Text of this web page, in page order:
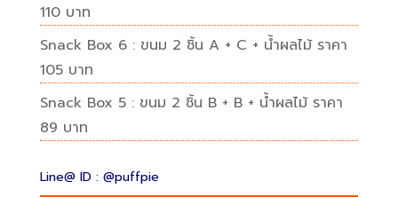
110 บาท
Snack Box 6 : ขนม 2 ชิ้น A + C + น้ำผลไม้ ราคา
105 บาท
Snack Box 5 : ขนม 2 ชิ้น B + B + น้ำผลไม้ ราคา
89 บาท
Line@ ID : @puffpie